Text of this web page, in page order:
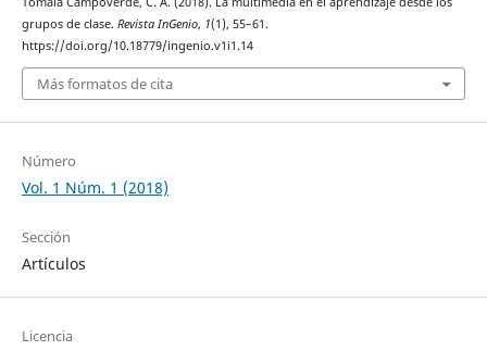
grupos de clase. Revista InGenio, 1(1), 55–61.
https://doi.org/10.18779/ingenio.v1i1.14
Más formatos de cita
Número
Vol. 1 Núm. 1 (2018)
Sección
Artículos
Licencia